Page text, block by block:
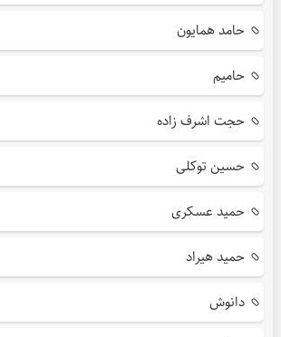
حامد همایون
حامیم
حجت اشرف زاده
حسین توکلی
حمید عسکری
حمید هیراد
دانوش